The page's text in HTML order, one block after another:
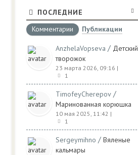
ПОСЛЕДНИЕ
Комментарии
Публикации
AnzhelaVopseva / Детский
творожок
23 марта 2026, 09:16 |
1
TimofeyCherepov /
Маринованная корюшка
10 мая 2025, 11:42 |
1
Sergeymihno / Вяленые
кальмары